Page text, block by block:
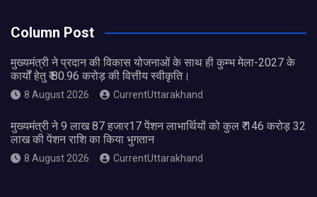
Column Post
मुख्यमंत्री ने प्रदान की विकास योजनाओं के साथ ही कुम्भ मेला-2027 के
कार्यों हेतु ₹ 80.96 करोड़ की वित्तीय स्वीकृति।
8 August 2026 CurrentUttarakhand
मुख्यमंत्री ने 9 लाख 87 हजार17 पेंशन लाभार्थियों को कुल ₹ 146 करोड़ 32
लाख की पेंशन राशि का किया भुगतान
8 August 2026 CurrentUttarakhand